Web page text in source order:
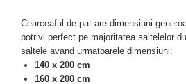
Cearceaful de pat are dimensiuni
potrivi perfect pe majoritatea saltelelor
saltele avand urmatoarele dimensiuni:
140 x 200 cm
160 x 200 cm